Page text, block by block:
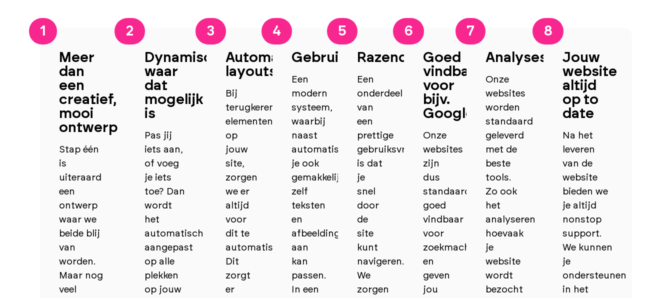
1
Meer
dan
een
creatief,
mooi
ontwerp
Stap één
is
uiteraard
een
ontwerp
waar we
beide blij
van
worden.
Maar nog
veel
2
Dynamisch
waar
dat
mogelijk
is
Pas jij
iets aan,
of voeg
je iets
toe? Dan
wordt
het
automatisch
aangepast
op alle
plekken
op jouw
3
Automatische
layouts
Bij
terugkerende
elementen
op
jouw
site,
zorgen
we er
altijd
voor
dit te
automatiseren.
Dit
zorgt
er
4
Gebruiksvriendelijk
Een
modern
systeem,
waarbij
naast
automatisering
je ook
gemakkelijk
zelf
teksten
en
afbeeldingen
aan
kan
passen.
In een
5
Razendsnel
Een
onderdeel
van
een
prettige
gebruiksvriendelijkheid
is dat
je
snel
door
de
site
kunt
navigeren.
We
zorgen
6
Goed
vindbaar
voor
bijv.
Google
Onze
websites
zijn
dus
standaard
goed
vindbaar
voor
zoekmachines
en
geven
jou
7
Analyses
Onze
websites
worden
standaard
geleverd
met de
beste
tools.
Zo ook
het
analyseren
hoevaak
je
website
wordt
bezocht
8
Jouw
website
altijd
op to
date
Na het
leveren
van de
website
bieden we
je altijd
nonstop
support.
We kunnen
je
ondersteunen
in het